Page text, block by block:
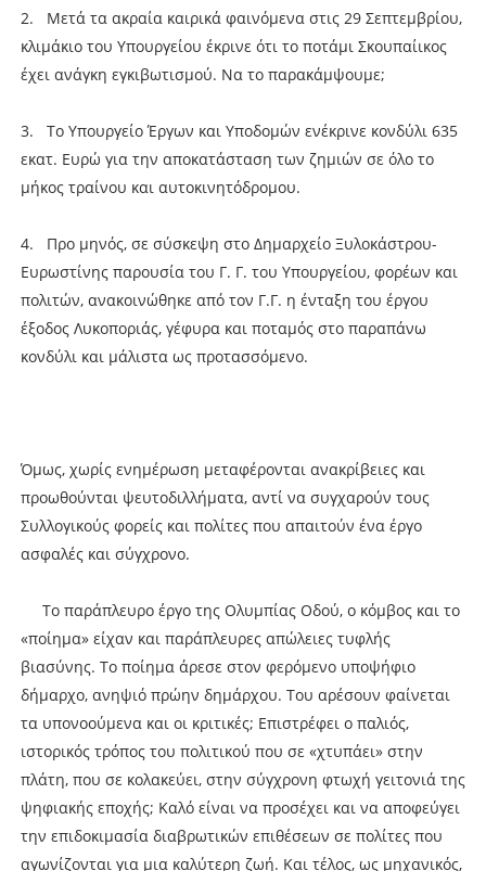
2. Μετά τα ακραία καιρικά φαινόμενα στις 29 Σεπτεμβρίου,
κλιμάκιο του Υπουργείου έκρινε ότι το ποτάμι Σκουπαίικος
έχει ανάγκη εγκιβωτισμού. Να το παρακάμψουμε;
3. Το Υπουργείο Έργων και Υποδομών ενέκρινε κονδύλι 635
εκατ. Ευρώ για την αποκατάσταση των ζημιών σε όλο το
μήκος τραίνου και αυτοκινητόδρομου.
4. Προ μηνός, σε σύσκεψη στο Δημαρχείο Ξυλοκάστρου-
Ευρωστίνης παρουσία του Γ. Γ. του Υπουργείου, φορέων και
πολιτών, ανακοινώθηκε από τον Γ.Γ. η ένταξη του έργου
έξοδος Λυκοποριάς, γέφυρα και ποταμός στο παραπάνω
κονδύλι και μάλιστα ως προτασσόμενο.
Όμως, χωρίς ενημέρωση μεταφέρονται ανακρίβειες και
προωθούνται ψευτοδιλλήματα, αντί να συγχαρούν τους
Συλλογικούς φορείς και πολίτες που απαιτούν ένα έργο
ασφαλές και σύγχρονο.
Το παράπλευρο έργο της Ολυμπίας Οδού, ο κόμβος και το
«ποίημα» είχαν και παράπλευρες απώλειες τυφλής
βιασύνης. Το ποίημα άρεσε στον φερόμενο υποψήφιο
δήμαρχο, ανηψιό πρώην δημάρχου. Του αρέσουν φαίνεται
τα υπονοούμενα και οι κριτικές; Επιστρέφει ο παλιός,
ιστορικός τρόπος του πολιτικού που σε «χτυπάει» στην
πλάτη, που σε κολακεύει, στην σύγχρονη φτωχή γειτονιά της
ψηφιακής εποχής; Καλό είναι να προσέχει και να αποφεύγει
την επιδοκιμασία διαβρωτικών επιθέσεων σε πολίτες που
αγωνίζονται για μια καλύτερη ζωή. Και τέλος, ως μηχανικός,